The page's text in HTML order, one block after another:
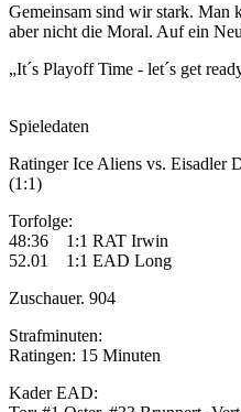
Gemeinsam sind wir stark. Man
aber nicht die Moral. Auf ein
„It´s Playoff Time - let´s get
Spieledaten
Ratinger Ice Aliens vs.
(1:1)
Torfolge:
48:36 1:1 RAT Irwin
52.01 1:1 EAD Long
Zuschauer. 904
Strafminuten:
Ratingen: 15 Minuten
Kader EAD: